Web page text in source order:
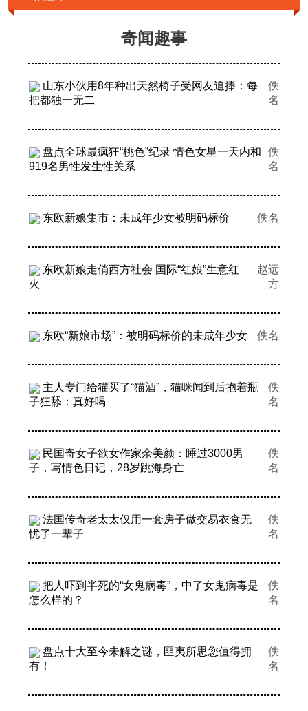
奇闻趣事
山东小伙用8年种出天然椅子受网友追捧：每
把都独一无二
佚
名
盘点全球最疯狂“桃色”纪录 情色女星一天内和
919名男性发生性关系
佚
名
东欧新娘集市：未成年少女被明码标价 佚名
东欧新娘走俏西方社会 国际“红娘”生意红
火
赵远
方
东欧“新娘市场”：被明码标价的未成年少女 佚名
主人专门给猫买了“猫酒”，猫咪闻到后抱着瓶
子狂舔：真好喝
佚
名
民国奇女子欲女作家余美颜：睡过3000男
子，写情色日记，28岁跳海身亡
佚
名
法国传奇老太太仅用一套房子做交易衣食无
忧了一辈子
佚
名
把人吓到半死的“女鬼病毒”，中了女鬼病毒是
怎么样的？
佚
名
盘点十大至今未解之谜，匪夷所思您值得拥
有！
佚
名